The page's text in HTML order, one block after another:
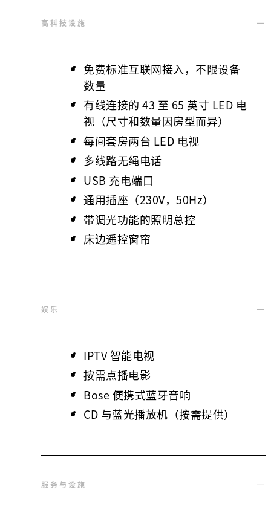
高科技设施
免费标准互联网接入，不限设备
数量
有线连接的 43 至 65 英寸 LED 电
视（尺寸和数量因房型而异）
每间套房两台 LED 电视
多线路无绳电话
USB 充电端口
通用插座（230V，50Hz）
带调光功能的照明总控
床边遥控窗帘
娱乐
IPTV 智能电视
按需点播电影
Bose 便携式蓝牙音响
CD 与蓝光播放机（按需提供）
服务与设施